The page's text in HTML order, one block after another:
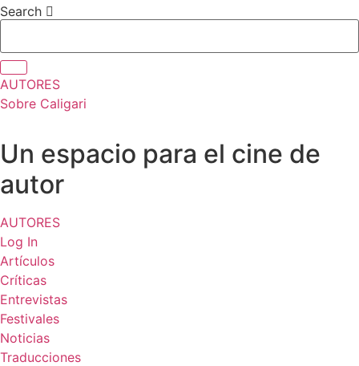
Ir
contenido
Search
AUTORES
Sobre Caligari
Un espacio para el cine de
autor
AUTORES
Log In
Artículos
Críticas
Entrevistas
Festivales
Noticias
Traducciones